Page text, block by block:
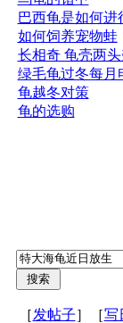
巴西龟是如何进
如何饲养宠物蛙
长相奇 龟壳两
绿毛龟过冬每月
龟越冬对策
龟的选购
［发帖子］［写